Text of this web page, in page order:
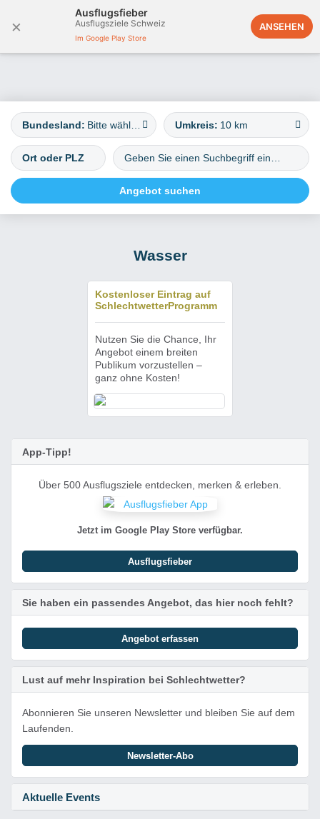
×
Ausflugsfieber
Ausflugsziele Schweiz
Im Google Play Store
ANSEHEN
Österreich
Bundesland: Umkreis: 10 km
Wasser
Kostenloser Eintrag auf
SchlechtwetterProgramm
Nutzen Sie die Chance, Ihr
Angebot einem breiten
Publikum vorzustellen –
ganz ohne Kosten!
Aktuelle Events
App-Tipp!
Über 500 Ausflugsziele entdecken, merken & erleben.
Jetzt im Google Play Store verfügbar.
Ausflugsfieber
Sie haben ein passendes Angebot, das hier noch fehlt?
Angebot erfassen
Lust auf mehr Inspiration bei Schlechtwetter?
Abonnieren Sie unseren Newsletter und bleiben Sie auf dem
Laufenden.
Newsletter-Abo